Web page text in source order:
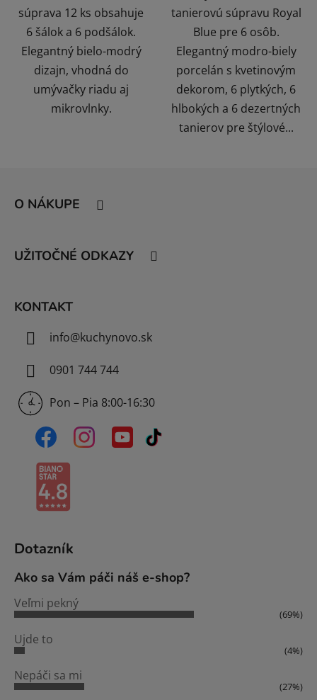
súprava 12 ks obsahuje
6 šálok a 6 podšálok.
Elegantný bielo-modrý
dizajn, vhodná do
umývačky riadu aj
mikrovlnky.
tanierovú súpravu Royal
Blue pre 6 osôb.
Elegantný modro-biely
porcelán s kvetinovým
dekorom, 6 plytkých, 6
hlbokých a 6 dezertných
tanierov pre štýlové...
O NÁKUPE
UŽITOČNÉ ODKAZY
KONTAKT
info@kuchynovo.sk
0901 744 744
Pon – Pia 8:00-16:30
Dotazník
Ako sa Vám páči náš e-shop?
Veľmi pekný
(69%)
Ujde to
(4%)
Nepáči sa mi
(27%)